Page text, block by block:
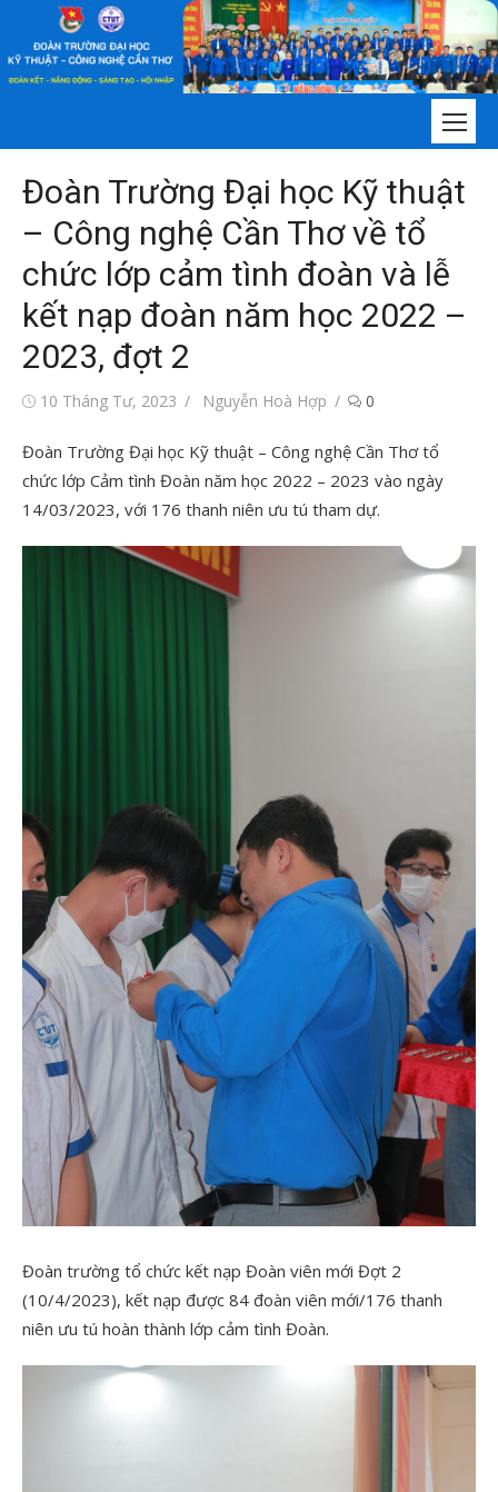
nội
Đoàn Trường Đại học Kỹ thuật
– Công nghệ Cần Thơ về tổ
chức lớp cảm tình đoàn và lễ
kết nạp đoàn năm học 2022 –
2023, đợt 2
Đăng10 Tháng Tư, 2023
Tác
Nguyễn Hoà Hợp 0
Đoàn Trường Đại học Kỹ thuật – Công nghệ Cần Thơ tổ
chức lớp Cảm tình Đoàn năm học 2022 – 2023 vào ngày
14/03/2023, với 176 thanh niên ưu tú tham dự.
Đoàn trường tổ chức kết nạp Đoàn viên mới Đợt 2
(10/4/2023), kết nạp được 84 đoàn viên mới/176 thanh
niên ưu tú hoàn thành lớp cảm tình Đoàn.